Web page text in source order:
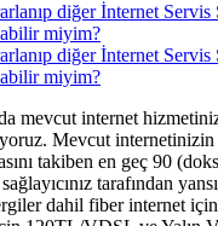
diğer İnternet Servis
miyim?
diğer İnternet Servis
miyim?
mevcut internet
Mevcut
takiben en geç 90
tarafından
dahil fiber internet